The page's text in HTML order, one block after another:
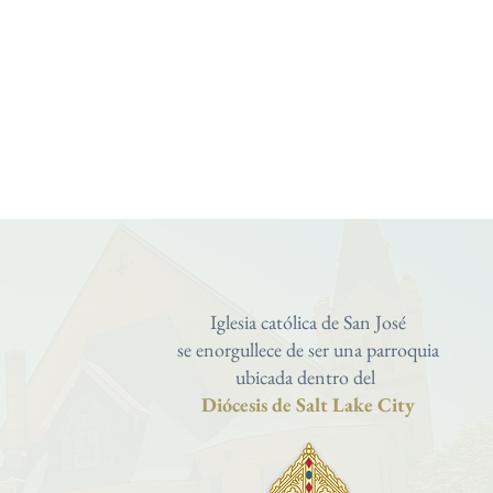
Iglesia católica de San José
se enorgullece de ser una parroquia
ubicada dentro del
Diócesis de Salt Lake City